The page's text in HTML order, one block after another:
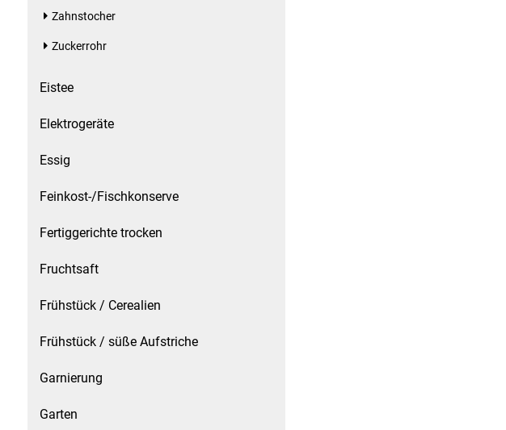
Marinierte / geräucherte Fische
Mehl / Griess / Stärke / Getreide
Mundpflege
Obst
Zahnstocher
Zuckerrohr
Eistee
Elektrogeräte
Essig
Feinkost-/Fischkonserve
Fertiggerichte trocken
Fruchtsaft
Frühstück / Cerealien
Frühstück / süße Aufstriche
Garnierung
Garten